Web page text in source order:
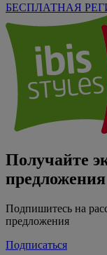
БЕСПЛАТНАЯ
Получайте
предложения
Подпишитесь на
предложения
Подписаться